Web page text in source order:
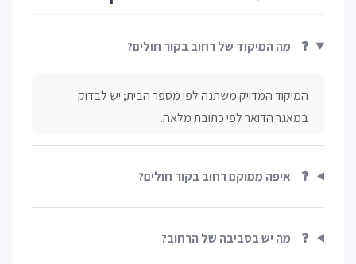
❓ מה המיקוד של רחוב בקור חולים?
המיקוד המדויק משתנה לפי מספר הבית; יש לבדוק
במאגר הדואר לפי כתובת מלאה.
❓ איפה ממוקם רחוב בקור חולים?
❓ מה יש בסביבה של הרחוב?